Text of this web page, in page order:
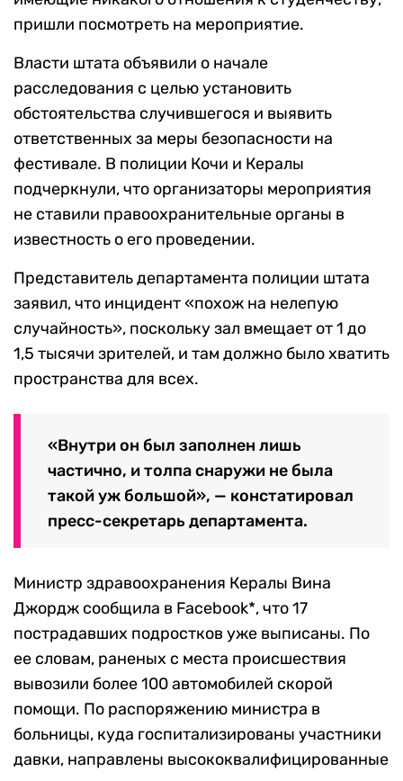
пришли посмотреть на мероприятие.
Власти штата объявили о начале
расследования с целью установить
обстоятельства случившегося и выявить
ответственных за меры безопасности на
фестивале. В полиции Кочи и Кералы
подчеркнули, что организаторы мероприятия
не ставили правоохранительные органы в
известность о его проведении.
Представитель департамента полиции штата
заявил, что инцидент «похож на нелепую
случайность», поскольку зал вмещает от 1 до
1,5 тысячи зрителей, и там должно было хватить
пространства для всех.
«Внутри он был заполнен лишь
частично, и толпа снаружи не была
такой уж большой», — констатировал
пресс-секретарь департамента.
Министр здравоохранения Кералы Вина
Джордж сообщила в Facebook*, что 17
пострадавших подростков уже выписаны. По
ее словам, раненых с места происшествия
вывозили более 100 автомобилей скорой
помощи. По распоряжению министра в
больницы, куда госпитализированы участники
давки, направлены высококвалифицированные